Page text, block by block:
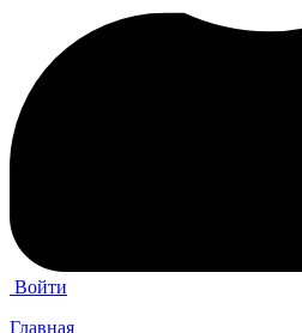
Войти
Главная